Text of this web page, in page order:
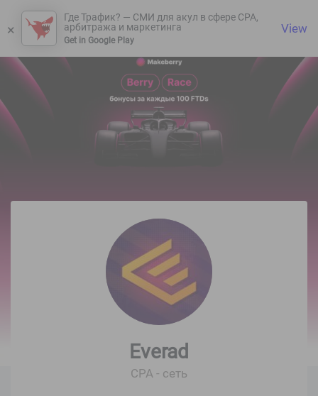
×
Где Трафик? — СМИ для акул в сфере СРА,
арбитража и маркетинга
Get in Google Play
View
Everad
CPA - сеть